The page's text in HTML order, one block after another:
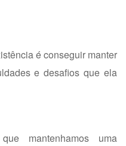
é conseguir manter
e desafios que ela
mantenhamos uma